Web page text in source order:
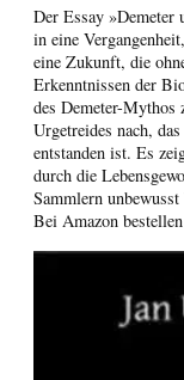
Der Essay »Demeter
in eine
eine Zukunft, die
Erkenntnissen der
des Demeter-Mythos
Urgetreides nach,
entstanden ist. Es
durch die
Sammlern
Bei Amazon bestellen